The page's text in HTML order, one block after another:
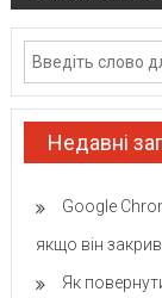
Недавні
Google
якщо він
Як